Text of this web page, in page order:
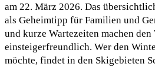
am 22. März 2026. Das
als Geheimtipp für Familien und
und kurze Wartezeiten machen den
einsteigerfreundlich. Wer den
möchte, findet in den Skigebieten